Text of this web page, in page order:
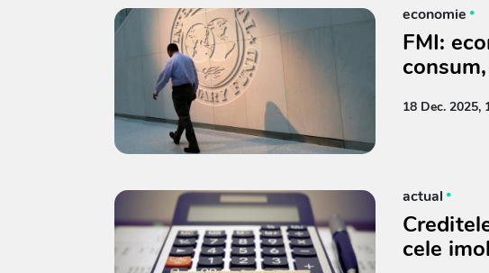
economie
FMI:
18 Dec. 2025,
actual
cele